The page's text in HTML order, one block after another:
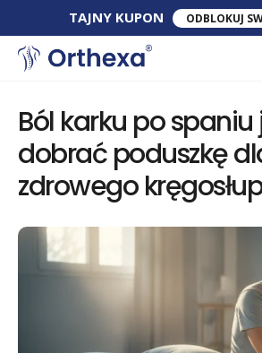
TAJNY​ KUPON​ ODBLOKUJ
Ból karku po spaniu
dobrać poduszkę
zdrowego